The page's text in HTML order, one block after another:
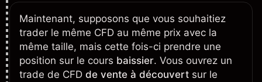
Maintenant, supposons que vous souhaitiez
trader le même CFD au même prix avec la
même taille, mais cette fois-ci prendre une
position sur le cours baissier. Vous ouvrez un
trade de CFD de vente à découvert sur le